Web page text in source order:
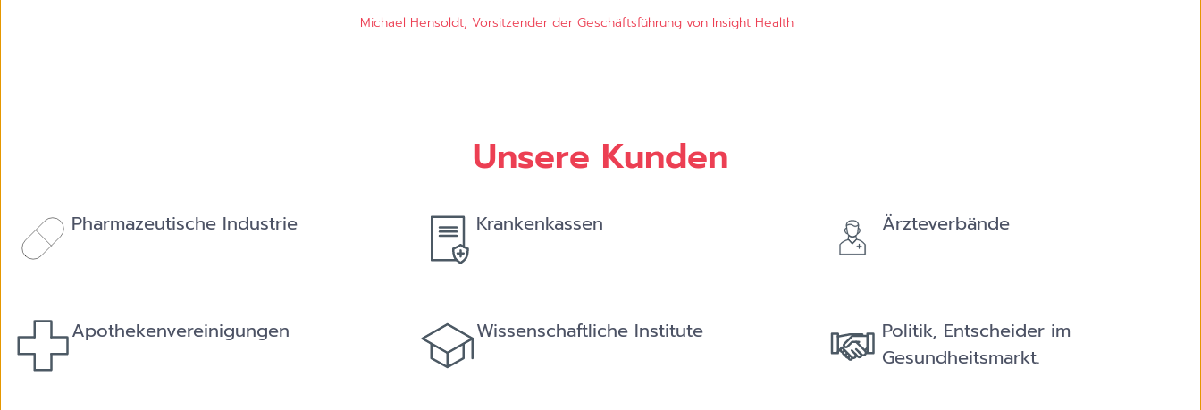
Michael Hensoldt, Vorsitzender der Geschäftsführung von Insight Health
Unsere Kunden
Pharmazeutische Industrie Krankenkassen Ärzteverbände
Apothekenvereinigungen Wissenschaftliche Institute
Politik, Entscheider im
Gesundheitsmarkt.